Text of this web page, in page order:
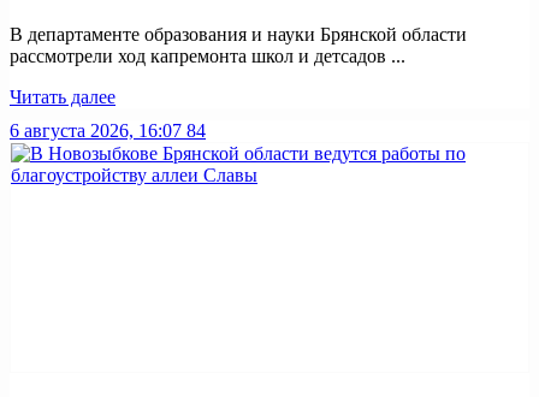
В департаменте образования и науки Брянской области
рассмотрели ход капремонта школ и детсадов ...
Читать далее
6 августа 2026, 16:07 84